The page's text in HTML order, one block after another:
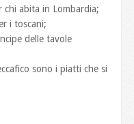
abita in Lombardia;
i toscani;
delle tavole
sono i piatti che si